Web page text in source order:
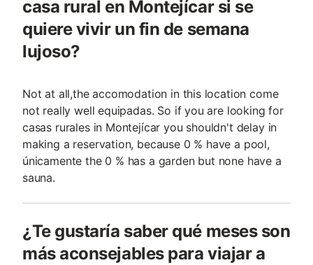
casa rural en Montejícar si se
quiere vivir un fin de semana
lujoso?
Not at all,the accomodation in this location come
not really well equipadas. So if you are looking for
casas rurales in Montejícar you shouldn't delay in
making a reservation, because 0 % have a pool,
únicamente the 0 % has a garden but none have a
sauna.
¿Te gustaría saber qué meses son
más aconsejables para viajar a